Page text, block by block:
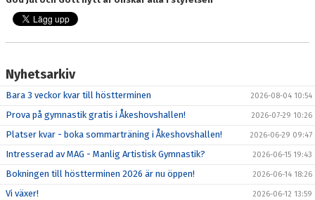
Nyhetsarkiv
Bara 3 veckor kvar till höstterminen 2026-08-04 10:54
Prova på gymnastik gratis i Åkeshovshallen! 2026-07-29 10:26
Platser kvar - boka sommarträning i Åkeshovshallen! 2026-06-29 09:47
Intresserad av MAG - Manlig Artistisk Gymnastik? 2026-06-15 19:43
Bokningen till höstterminen 2026 är nu öppen! 2026-06-14 18:26
Vi växer! 2026-06-12 13:59